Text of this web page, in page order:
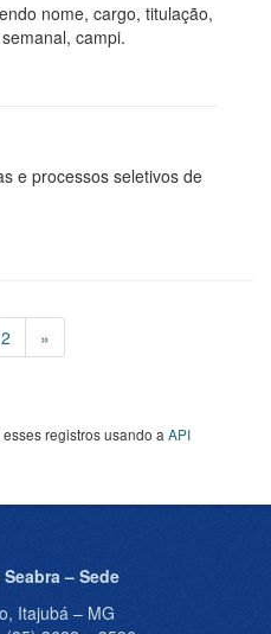
nome, cargo, titulação,
campi.
e processos seletivos de
2 »
registros usando a API
– Sede
Itajubá – MG